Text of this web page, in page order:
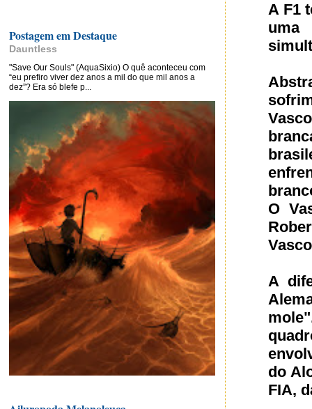
A F1
O
A
do
FIA,
Postagem em Destaque
Dauntless
"Save Our Souls" (AquaSixio) O quê aconteceu com
“eu prefiro viver dez anos a mil do que mil anos a
dez”? Era só blefe p...